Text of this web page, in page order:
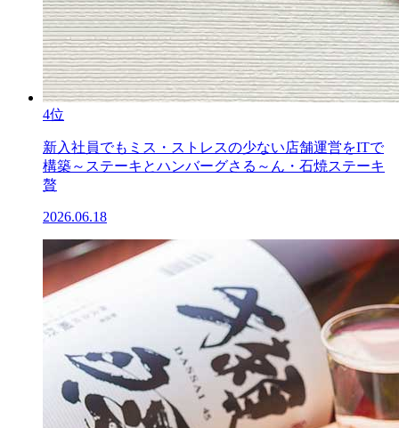
4位
新入社員でもミス・ストレスの少ない店舗運営をITで
構築～ステーキとハンバーグさる～ん・石焼ステーキ
贅
2026.06.18